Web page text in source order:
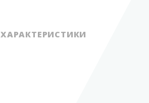
ХАРАКТЕРИСТИКИ